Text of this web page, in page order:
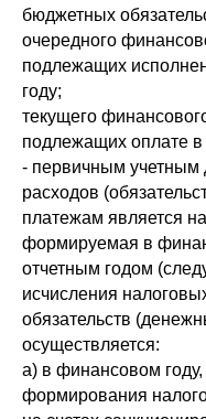
бюджетных
очередного
подлежащих
году;
текущего
подлежащих оплате
- первичным учетным
расходов
платежам является
формируемая в
отчетным годом
исчисления
обязательств
осуществляется:
а) в финансовом
формирования